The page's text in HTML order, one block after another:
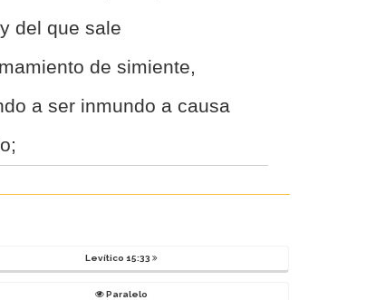
del que sale
de simiente,
a ser inmundo a causa
Levítico 15:33
Paralelo